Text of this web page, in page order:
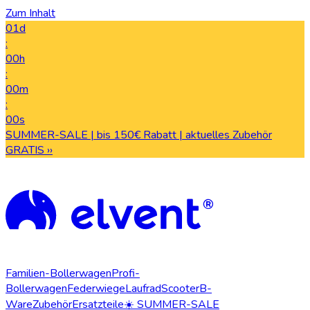
Zum Inhalt
01d
:
00h
:
00m
:
00s
SUMMER-SALE | bis 150€ Rabatt | aktuelles Zubehör
GRATIS ››
Familien-BollerwagenProfi-
BollerwagenFederwiegeLaufradScooterB-
WareZubehörErsatzteile☀️ SUMMER-SALE